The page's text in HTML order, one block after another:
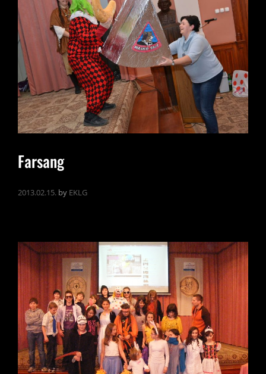
Farsang
2013.02.15. by EKLG